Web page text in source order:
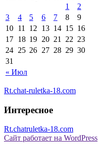
« Июл
1
2
3
4 5 6 7 8
9
10 11 12 13 14 15 16
17 18 19 20 21 22 23
24 25 26 27 28 29 30
31
Rt.chat-ruletka-18.com
Интересное
Rt.chatruletka-18.com
Сайт работает на WordPress